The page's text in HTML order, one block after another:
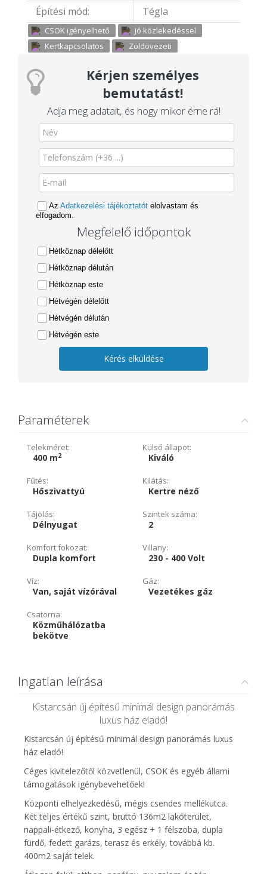
Építési mód:
Tégla
CSOK igényelhető
Jó közlekedéssel
Kertkapcsolatos
Zöldövezeti
Kérjen személyes
bemutatást!
Adja meg adatait, és hogy mikor érne rá!
Az Adatkezelési tájékoztatót elolvastam és
elfogadom.
Megfelelő időpontok
Hétköznap délelőtt
Hétköznap délután
Hétköznap este
Hétvégén délelőtt
Hétvégén délután
Hétvégén este
Kérés elküldése
Paraméterek
Telekméret:
400 m2
Külső állapot:
Kiváló
Fűtés:
Hőszivattyú
Kilátás:
Kertre néző
Tájolás:
Délnyugat
Szintek száma:
2
Komfort fokozat:
Dupla komfort
Villany:
230 - 400 Volt
Víz:
Van, saját vízórával
Gáz:
Vezetékes gáz
Csatorna:
Közműhálózatba
bekötve
Ingatlan leírása
Kistarcsán új építésű minimál design panorámás
luxus ház eladó!
Kistarcsán új építésű minimál design panorámás luxus
ház eladó!
Céges kivitelezőtől közvetlenül, CSOK és egyéb állami
támogatások igénybevehetőek!
Központi elhelyezkedésű, mégis csendes mellékutca.
Két teljes értékű szint, bruttó 136m2 lakóterület,
nappali-étkező, konyha, 3 egész + 1 félszoba, dupla
fürdő, fedett garázs, terasz és erkély, továbbá kb.
400m2 saját telek.